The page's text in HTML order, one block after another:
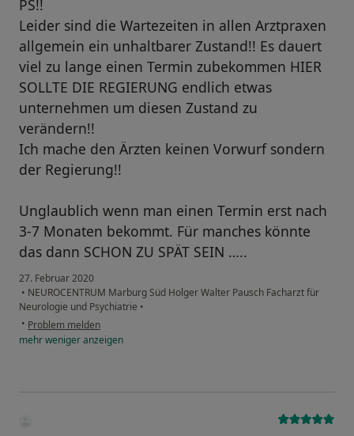
PS!!
Leider sind die Wartezeiten in allen Arztpraxen
allgemein ein unhaltbarer Zustand!! Es dauert
viel zu lange einen Termin zubekommen HIER
SOLLTE DIE REGIERUNG endlich etwas
unternehmen um diesen Zustand zu
verändern!!
Ich mache den Ärzten keinen Vorwurf sondern
der Regierung!!
Unglaublich wenn man einen Termin erst nach
3-7 Monaten bekommt. Für manches könnte
das dann SCHON ZU SPÄT SEIN …..
27. Februar 2020
• NEUROCENTRUM Marburg Süd Holger Walter Pausch Facharzt für
Neurologie und Psychiatrie •
• Problem melden
mehrwenigeranzeigen